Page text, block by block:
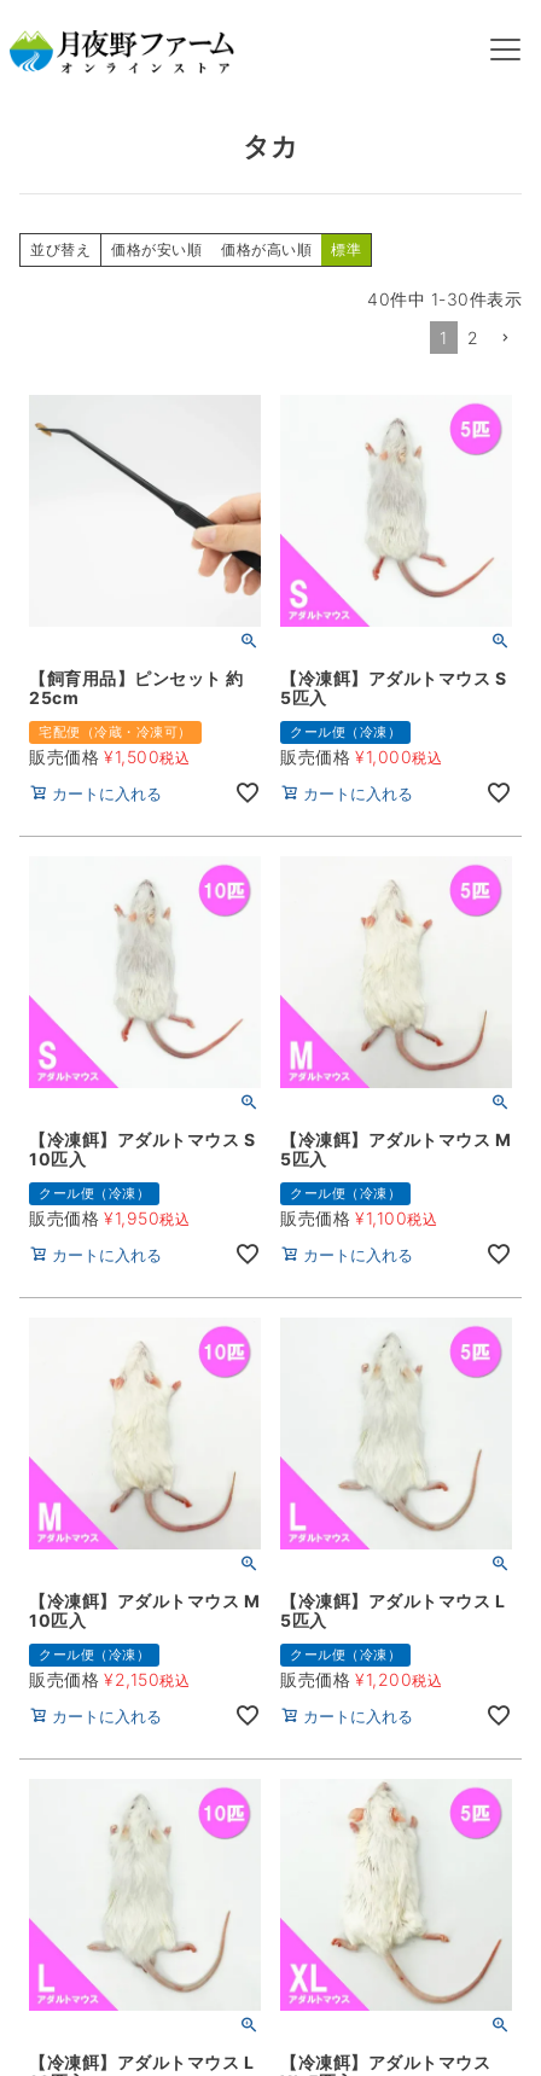
タカ
並び替え 価格が安い順 価格が高い順 標準
40件中 1-30件表示
1
2
【飼育用品】ピンセット 約
25cm
宅配便（冷蔵・冷凍可）
販売価格 ¥1,500税込
カートに入れる
【冷凍餌】アダルトマウス S
5匹入
クール便（冷凍）
販売価格 ¥1,000税込
カートに入れる
【冷凍餌】アダルトマウス S
10匹入
クール便（冷凍）
販売価格 ¥1,950税込
カートに入れる
【冷凍餌】アダルトマウス M
5匹入
クール便（冷凍）
販売価格 ¥1,100税込
カートに入れる
【冷凍餌】アダルトマウス M
10匹入
クール便（冷凍）
販売価格 ¥2,150税込
カートに入れる
【冷凍餌】アダルトマウス L
5匹入
クール便（冷凍）
販売価格 ¥1,200税込
カートに入れる
【冷凍餌】アダルトマウス L
【冷凍餌】アダルトマウス